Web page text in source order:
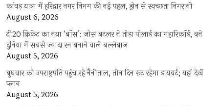
कांवड़ यात्रा में हरिद्वार नगर निगम की नई पहल, ड्रोन से स्वच्छता निगरानी
August 6, 2026
टी20 क्रिकेट का नया ‘बॉस’: जोस बटलर ने तोड़ा पोलार्ड का महारिकॉर्ड, बने
दुनिया में सबसे ज्यादा रन बनाने वाले बल्लेबाज
August 5, 2026
बुधवार को उपराष्ट्रपति पहुंच रहे नैनीताल, तीन दिन रूट रहेगा डायवर्ट; यहां देखें
प्‍लान
August 5, 2026